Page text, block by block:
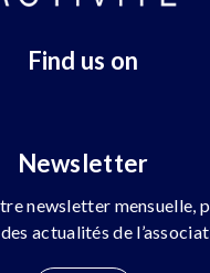
Find us on
Newsletter
newsletter mensuelle,
actualités de